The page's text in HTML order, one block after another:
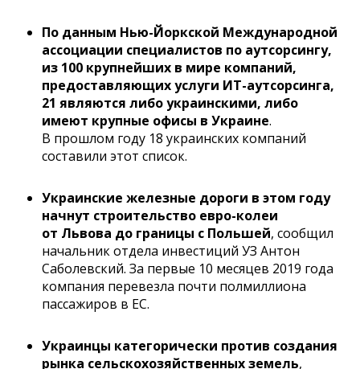
По данным Нью-Йоркской Международной
ассоциации специалистов по аутсорсингу,
из 100 крупнейших в мире компаний,
предоставляющих услуги ИТ-аутсорсинга,
21 являются либо украинскими, либо
имеют крупные офисы в Украине.
В прошлом году 18 украинских компаний
составили этот список.
Украинские железные дороги в этом году
начнут строительство евро-колеи
от Львова до границы с Польшей, сообщил
начальник отдела инвестиций УЗ Антон
Саболевский. За первые 10 месяцев 2019 года
компания перевезла почти полмиллиона
пассажиров в ЕС.
Украинцы категорически против создания
рынка сельскохозяйственных земель,